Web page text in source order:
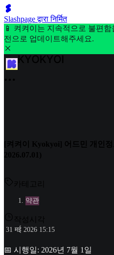
Slashpage द्वारा निर्मित
📱 켜켜이는 지속적으로 불편
전으로 업데이트해주세요.
[켜켜이 Kyokyoi] 어드민 개인
2026.07.01)
카테고리
약관
작성시각
31 मई 2026 15:15
📅 시행일: 2026년 7월 1일